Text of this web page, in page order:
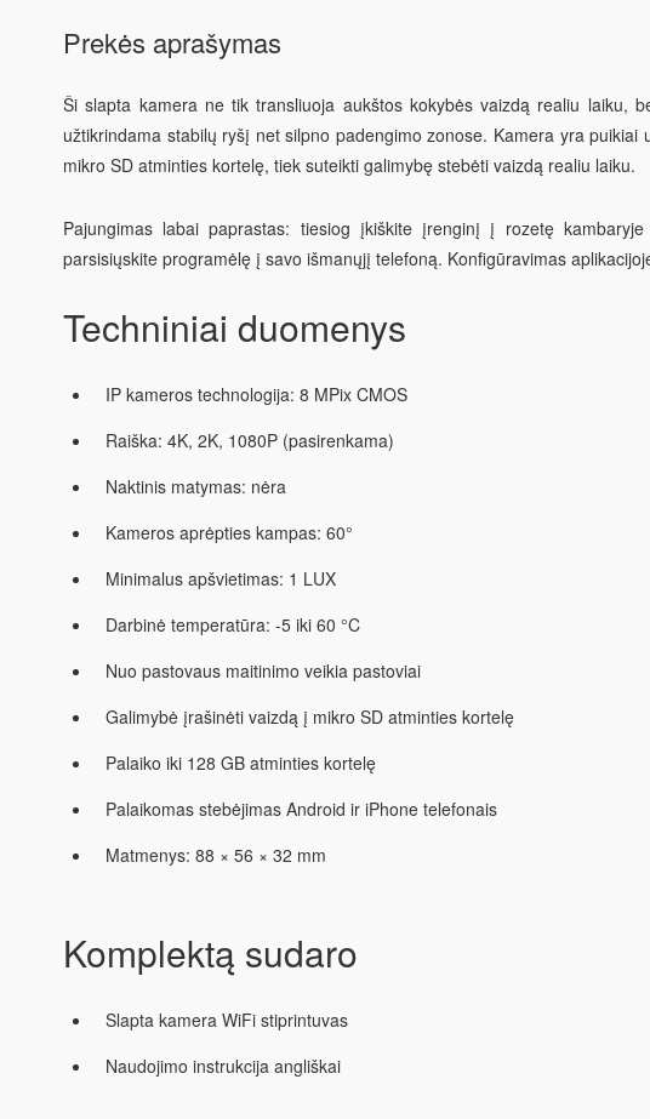
Prekės aprašymas
Ši slapta kamera ne tik transliuoja aukštos kokybės vaizdą realiu laiku,
užtikrindama stabilų ryšį net silpno padengimo zonose. Kamera yra
mikro SD atminties kortelę, tiek suteikti galimybę stebėti vaizdą realiu laiku.
Pajungimas labai paprastas: tiesiog įkiškite įrenginį į rozetę
parsisiųskite programėlę į savo išmanųjį telefoną. Konfigūravimas
Techniniai duomenys
IP kameros technologija: 8 MPix CMOS
Raiška: 4K, 2K, 1080P (pasirenkama)
Naktinis matymas: nėra
Kameros aprėpties kampas: 60°
Minimalus apšvietimas: 1 LUX
Darbinė temperatūra: -5 iki 60 °C
Nuo pastovaus maitinimo veikia pastoviai
Galimybė įrašinėti vaizdą į mikro SD atminties kortelę
Palaiko iki 128 GB atminties kortelę
Palaikomas stebėjimas Android ir iPhone telefonais
Matmenys: 88 × 56 × 32 mm
Komplektą sudaro
Slapta kamera WiFi stiprintuvas
Naudojimo instrukcija angliškai